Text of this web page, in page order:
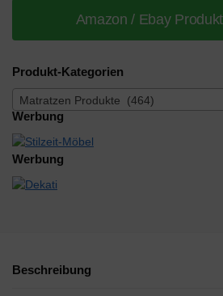
Amazon / Ebay
Produkt-Kategorien
Matratzen Produkte (464)
Werbung
Werbung
Beschreibung